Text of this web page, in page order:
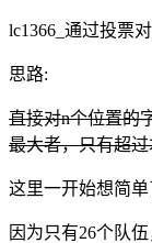
lc1366_通过投票
思路:
直接对n个位置的
最大者，只有超
这里一开始想简单
因为只有26个队